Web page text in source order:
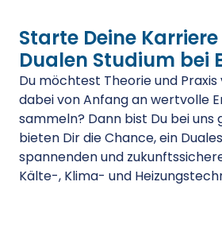
Starte Deine
Dualen Studium bei
Du möchtest Theorie und
dabei von Anfang an wertvolle
sammeln? Dann bist Du bei uns
bieten Dir die Chance, ein
spannenden und
Kälte-, Klima- und